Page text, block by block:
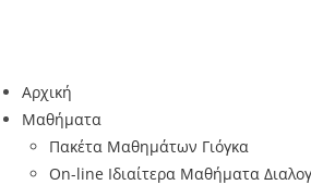
Αρχική
Μαθήματα
Πακέτα Μαθημάτων Γιόγκα
On-line Ιδιαίτερα Μαθήματα